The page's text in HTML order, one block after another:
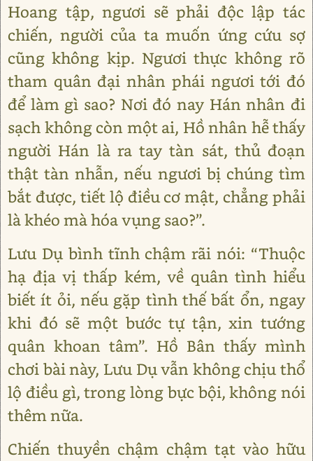
Hoang tập, ngươi sẽ phải độc lập tác
chiến, người của ta muốn ứng cứu sợ
cũng không kịp. Ngươi thực không rõ
tham quân đại nhân phái ngươi tới đó
để làm gì sao? Nơi đó nay Hán nhân đi
sạch không còn một ai, Hồ nhân hễ thấy
người Hán là ra tay tàn sát, thủ đoạn
thật tàn nhẫn, nếu ngươi bị chúng tìm
bắt được, tiết lộ điều cơ mật, chẳng phải
là khéo mà hóa vụng sao?”.
Lưu Dụ bình tĩnh chậm rãi nói: “Thuộc
hạ địa vị thấp kém, về quân tình hiểu
biết ít ỏi, nếu gặp tình thế bất ổn, ngay
khi đó sẽ một bước tự tận, xin tướng
quân khoan tâm”. Hồ Bân thấy mình
chơi bài này, Lưu Dụ vẫn không chịu thổ
lộ điều gì, trong lòng bực bội, không nói
thêm nữa.
Chiến thuyền chậm chậm tạt vào hữu